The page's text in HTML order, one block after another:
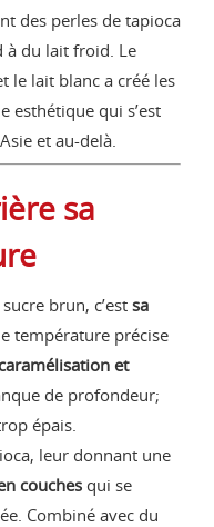
des perles de tapioca
à du lait froid. Le
le lait blanc a créé les
esthétique qui s’est
et au-delà.
sa
brun, c’est sa
température précise
et
de profondeur;
épais.
leur donnant une
couches qui se
Combiné avec du